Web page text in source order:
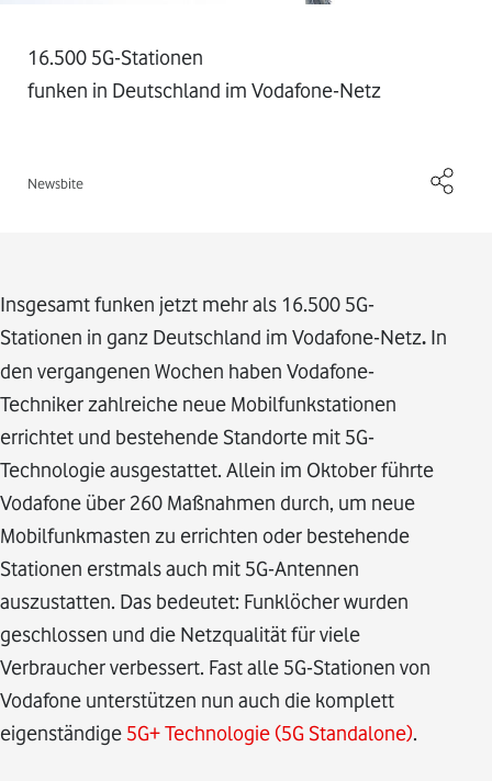
16.500 5G-Stationen
funken in Deutschland im Vodafone-Netz
Newsbite
Insgesamt funken jetzt mehr als 16.500 5G-
Stationen in ganz Deutschland im Vodafone-Netz. In
den vergangenen Wochen haben Vodafone-
Techniker zahlreiche neue Mobilfunkstationen
errichtet und bestehende Standorte mit 5G-
Technologie ausgestattet. Allein im Oktober führte
Vodafone über 260 Maßnahmen durch, um neue
Mobilfunkmasten zu errichten oder bestehende
Stationen erstmals auch mit 5G-Antennen
auszustatten. Das bedeutet: Funklöcher wurden
geschlossen und die Netzqualität für viele
Verbraucher verbessert. Fast alle 5G-Stationen von
Vodafone unterstützen nun auch die komplett
eigenständige 5G+ Technologie (5G Standalone).